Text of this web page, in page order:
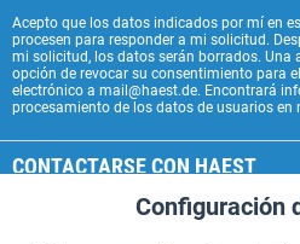
Acepto que los datos indicados por mí en
procesen para responder a mi solicitud.
mi solicitud, los datos serán borrados. Una
opción de revocar su consentimiento para
electrónico a mail@haest.de. Encontrará
procesamiento de los datos de usuarios en
CONTACTARSE CON HAEST
SERVICIOS HAEST
FuncionalesConfiguración